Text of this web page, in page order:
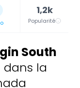
1,2k
Popularité
South
dans la